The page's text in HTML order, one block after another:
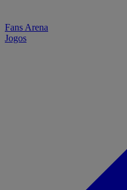
Fans Arena
Jogos